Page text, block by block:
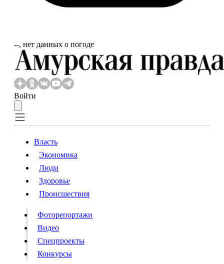
‐‐, нет данных о погоде
Войти
Власть
Происшествия
Видео
Конкурсы
Власть
Экономика
Люди
Здоровье
Происшествия
Фоторепортажи
Видео
Спецпроекты
Конкурсы